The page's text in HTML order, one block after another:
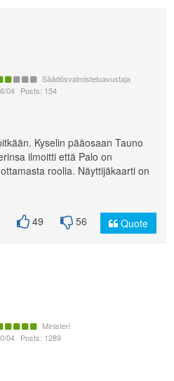
Säädösvalmisteluavustaja
04 Posts: 154
Kyselin pääosaan Tauno
ilmoitti että Palo on
roolia. Näyttijäkaarti on
49 56 Quote
Ministeri
04 Posts: 1289